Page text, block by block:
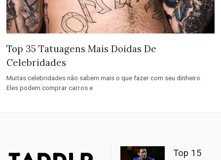
Top 35 Tatuagens Mais Doidas De
Celebridades
Muitas celebridades não sabem mais o que fazer com seu dinheiro.
Eles podem comprar carros e
Top 15